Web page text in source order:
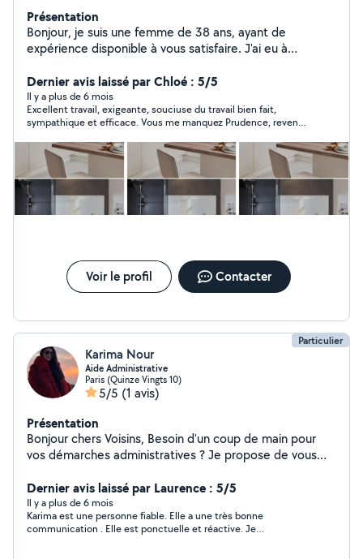
Présentation
Bonjour, je suis une femme de 38 ans, ayant de
expérience disponible à vous satisfaire. J'ai eu à
pouvez me contacter merci.
Dernier avis laissé par Chloé : 5/5
Il y a plus de 6 mois
Excellent travail, exigeante, souciuse du travail bien fait,
sympathique et efficace. Vous me manquez Prudence, revenez
Voir le profil Contacter
Particulier
Karima Nour
Aide Administrative
Paris (Quinze Vingts 10)
5/5 (1 avis)
Présentation
Bonjour chers Voisins, Besoin d'un coup de main pour
vos démarches administratives ? Je propose de vous
gestion de courriers Le classement et l'archivage de
documents Le remplissage de formulaires Le suivi de
dossiers Toute autre aide administrative de base
Rigoureuse , organisée et à l'écoute, je m'adapte à vos
Dernier avis laissé par Laurence : 5/5
Il y a plus de 6 mois
Karima est une personne fiable. Elle a une très bonne
communication . Elle est ponctuelle et réactive. Je